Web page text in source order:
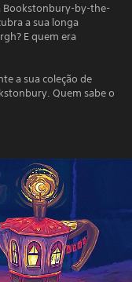
Bookstonbury-by-the-
a sua longa
E quem era
a sua coleção de
Quem sabe o